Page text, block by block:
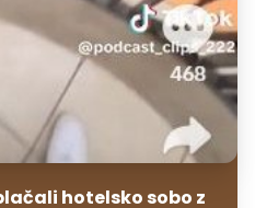
hotelsko sobo z